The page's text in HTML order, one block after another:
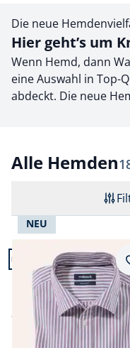
Die neue
Hier geht’s um
Wenn Hemd, dann
eine Auswahl in Top-
abdeckt. Die neue
Alle Hemden
Artikel 1 von 18.
Passform Regular Fit.
NEU
+2
Regular Fit
Hemd aus Royal-
ab
€ 69,99